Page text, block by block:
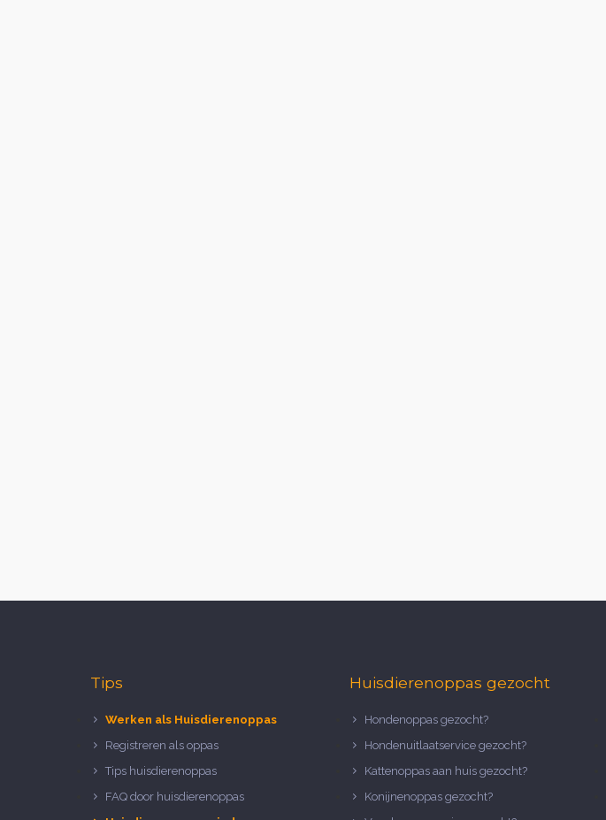
Tips
Werken als Huisdierenoppas
Registreren als oppas
Tips huisdierenoppas
FAQ door huisdierenoppas
Huisdierenoppas gezocht
Hondenoppas gezocht?
Hondenuitlaatservice gezocht?
Kattenoppas aan huis gezocht?
Konijnenoppas gezocht?